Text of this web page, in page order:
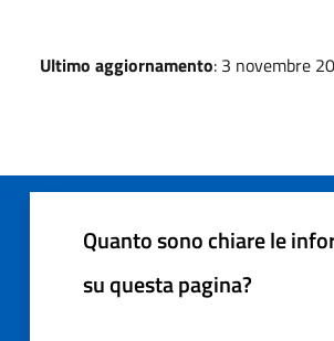
Ultimo aggiornamento: 3 novembre
Quanto sono chiare le
su questa pagina?